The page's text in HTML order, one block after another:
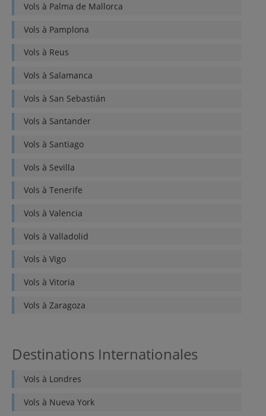
Vols à Palma de Mallorca
Vols à Pamplona
Vols à Reus
Vols à Salamanca
Vols à San Sebastián
Vols à Santander
Vols à Santiago
Vols à Sevilla
Vols à Tenerife
Vols à Valencia
Vols à Valladolid
Vols à Vigo
Vols à Vitoria
Vols à Zaragoza
Destinations Internationales
Vols à Londres
Vols à Nueva York